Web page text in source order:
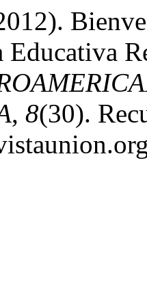
Educativa
, 8(30).